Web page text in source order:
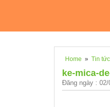
Home » Tin tức
ke-mica-
Đăng ngày : 02/